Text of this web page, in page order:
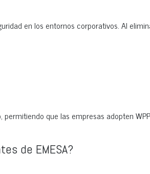
en los entornos corporativos. Al
que las empresas adopten
de EMESA?